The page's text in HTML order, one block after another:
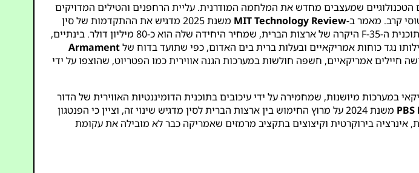
שמעצבים מחדש את המלחמה המודרנית. עליית הרחפנים והטילים המדויקים
קרב. מאמר ב-MIT Technology Review
משנת 2025 מדגיש את ההתקדמות של סין
בטכנולוגיית נחילי רחפנים, שבה יחידות זולות מתואמות על ידי בינה מלאכותית עולות על תוכנית ה-F-35 היקרה של ארצות הברית, שמחיר היחידה שלה הוא כ-80 מיליון דולר. בינתיים,
Armament
בירדן בינואר 2024, שבה נהרגו שלושה חיילים אמריקאיים, חשפה חולשות במערכות הגנה אווירית כמו הפטריוט, שהוצפו על ידי
מיושנות, שמחמירה על ידי עיכובים בתוכנית הדומיננטיות האווירית של הדור
משנת 2024 על מרוץ החימוש בין ארצות הברית לסין מדגיש שינוי זה, וציין כי הפנטגון
אינרציה בירוקרטית וקיצוצים בתקציב מרמזים שאמריקה כבר לא מובילה את עקומת